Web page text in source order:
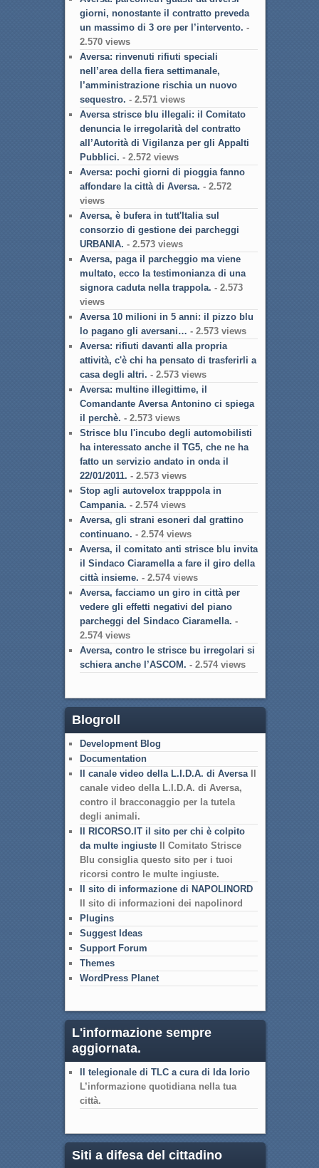
giorni, nonostante il contratto preveda
un massimo di 3 ore per l’intervento. -
2.570 views
Aversa: rinvenuti rifiuti speciali
nell’area della fiera settimanale,
l’amministrazione rischia un nuovo
sequestro. - 2.571 views
Aversa strisce blu illegali: il Comitato
denuncia le irregolarità del contratto
all’Autorità di Vigilanza per gli Appalti
Pubblici. - 2.572 views
Aversa: pochi giorni di pioggia fanno
affondare la città di Aversa. - 2.572
views
Aversa, è bufera in tutt'Italia sul
consorzio di gestione dei parcheggi
URBANIA. - 2.573 views
Aversa, paga il parcheggio ma viene
multato, ecco la testimonianza di una
signora caduta nella trappola. - 2.573
views
Aversa 10 milioni in 5 anni: il pizzo blu
lo pagano gli aversani… - 2.573 views
Aversa: rifiuti davanti alla propria
attività, c'è chi ha pensato di trasferirli a
casa degli altri. - 2.573 views
Aversa: multine illegittime, il
Comandante Aversa Antonino ci spiega
il perchè. - 2.573 views
Strisce blu l'incubo degli automobilisti
ha interessato anche il TG5, che ne ha
fatto un servizio andato in onda il
22/01/2011. - 2.573 views
Stop agli autovelox trapppola in
Campania. - 2.574 views
Aversa, gli strani esoneri dal grattino
continuano. - 2.574 views
Aversa, il comitato anti strisce blu invita
il Sindaco Ciaramella a fare il giro della
città insieme. - 2.574 views
Aversa, facciamo un giro in città per
vedere gli effetti negativi del piano
parcheggi del Sindaco Ciaramella. -
2.574 views
Aversa, contro le strisce bu irregolari si
schiera anche l’ASCOM. - 2.574 views
Blogroll
Development Blog
Documentation
Il canale video della L.I.D.A. di AversaIl
canale video della L.I.D.A. di Aversa,
contro il bracconaggio per la tutela
degli animali.
Il RICORSO.IT il sito per chi è colpito
da multe ingiusteIl Comitato Strisce
Blu consiglia questo sito per i tuoi
ricorsi contro le multe ingiuste.
Il sito di informazione di NAPOLINORD
Il sito di informazioni dei napolinord
Plugins
Suggest Ideas
Support Forum
Themes
WordPress Planet
L'informazione sempre
aggiornata.
Il telegionale di TLC a cura di Ida Iorio
L’informazione quotidiana nella tua
città.
Siti a difesa del cittadino